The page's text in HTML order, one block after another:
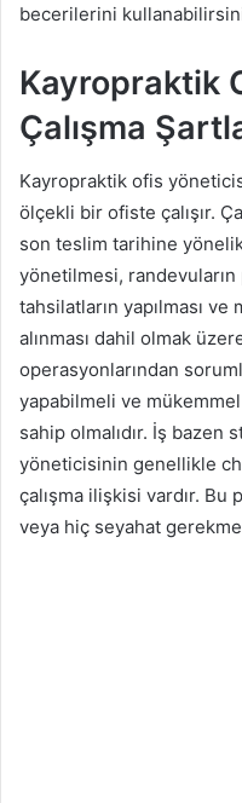
becerilerini
Kayropraktik
Çalışma
Kayropraktik ofis
ölçekli bir ofiste çalışır.
son teslim tarihine
yönetilmesi, randevuların
tahsilatların yapılması
alınması dahil olmak
operasyonlarından
yapabilmeli ve
sahip olmalıdır. İş bazen
yöneticisinin genellikle
çalışma ilişkisi vardır.
veya hiç seyahat